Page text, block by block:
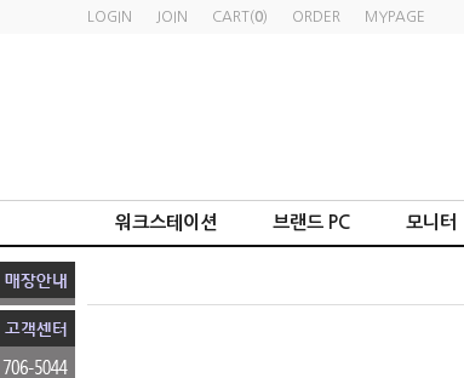
LOGIN JOIN CART(0) ORDER MYPAGE
워크스테이션 브랜드 PC 모니터